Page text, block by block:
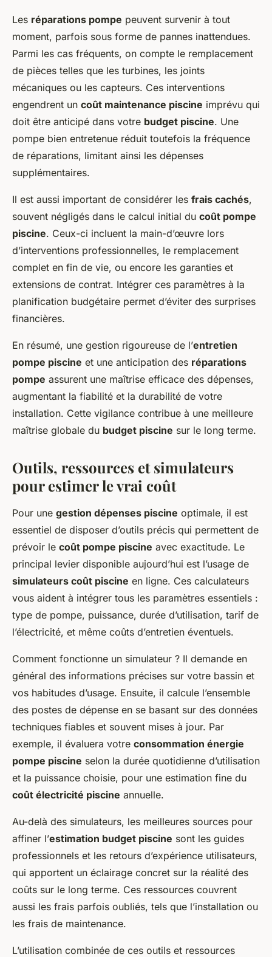
Les réparations pompe peuvent survenir à tout
moment, parfois sous forme de pannes inattendues.
Parmi les cas fréquents, on compte le remplacement
de pièces telles que les turbines, les joints
mécaniques ou les capteurs. Ces interventions
engendrent un coût maintenance piscine imprévu qui
doit être anticipé dans votre budget piscine. Une
pompe bien entretenue réduit toutefois la fréquence
de réparations, limitant ainsi les dépenses
supplémentaires.
Il est aussi important de considérer les frais cachés,
souvent négligés dans le calcul initial du coût pompe
piscine. Ceux-ci incluent la main-d’œuvre lors
d’interventions professionnelles, le remplacement
complet en fin de vie, ou encore les garanties et
extensions de contrat. Intégrer ces paramètres à la
planification budgétaire permet d’éviter des surprises
financières.
En résumé, une gestion rigoureuse de l’entretien
pompe piscine et une anticipation des réparations
pompe assurent une maîtrise efficace des dépenses,
augmentant la fiabilité et la durabilité de votre
installation. Cette vigilance contribue à une meilleure
maîtrise globale du budget piscine sur le long terme.
Outils, ressources et simulateurs
pour estimer le vrai coût
Pour une gestion dépenses piscine optimale, il est
essentiel de disposer d’outils précis qui permettent de
prévoir le coût pompe piscine avec exactitude. Le
principal levier disponible aujourd’hui est l’usage de
simulateurs coût piscine en ligne. Ces calculateurs
vous aident à intégrer tous les paramètres essentiels :
type de pompe, puissance, durée d’utilisation, tarif de
l’électricité, et même coûts d’entretien éventuels.
Comment fonctionne un simulateur ? Il demande en
général des informations précises sur votre bassin et
vos habitudes d’usage. Ensuite, il calcule l’ensemble
des postes de dépense en se basant sur des données
techniques fiables et souvent mises à jour. Par
exemple, il évaluera votre consommation énergie
pompe piscine selon la durée quotidienne d’utilisation
et la puissance choisie, pour une estimation fine du
coût électricité piscine annuelle.
Au-delà des simulateurs, les meilleures sources pour
affiner l’estimation budget piscine sont les guides
professionnels et les retours d’expérience utilisateurs,
qui apportent un éclairage concret sur la réalité des
coûts sur le long terme. Ces ressources couvrent
aussi les frais parfois oubliés, tels que l’installation ou
les frais de maintenance.
L’utilisation combinée de ces outils et ressources